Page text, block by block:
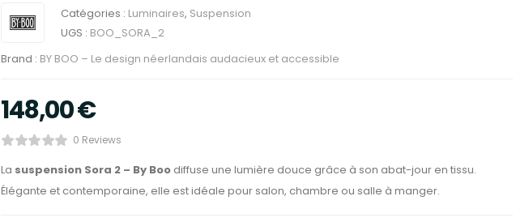
Catégories : Luminaires, Suspension
UGS : BOO_SORA_2
Brand : BY BOO – Le design néerlandais audacieux et accessible
148,00€
0 Reviews
La suspension Sora 2 – By Boo diffuse une lumière douce grâce à son abat-jour en tissu.
Élégante et contemporaine, elle est idéale pour salon, chambre ou salle à manger.